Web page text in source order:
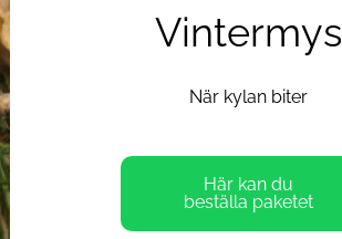
Vintermys
När kylan biter
Här kan du
beställa paketet